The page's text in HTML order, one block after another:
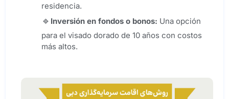
residencia.
Inversión en fondos o bonos: Una opción
para el visado dorado de 10 años con costos
más altos.